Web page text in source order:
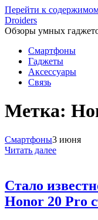
Перейти к
Droiders
Обзоры умных
Смартфоны
Гаджеты
Аксессуары
Связь
Метка:
Смартфоны3 июня
Читать далее
Стало
Honor 20 Pro